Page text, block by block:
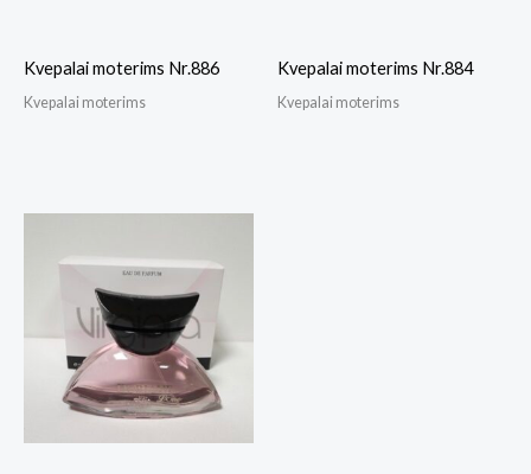
Kvepalai moterims Nr.886
Kvepalai moterims
Kvepalai moterims Nr.884
Kvepalai moterims